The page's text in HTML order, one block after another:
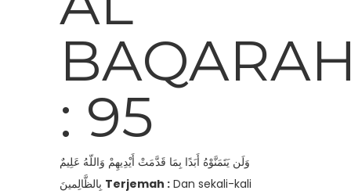
: 95
وَلَن يَتَمَنَّوْهُ أَبَدًا بِمَا قَدَّمَتْ أَيْدِيهِمْ وَاللّهُ عَلِيمٌ
Terjemah : Dan sekali-kali